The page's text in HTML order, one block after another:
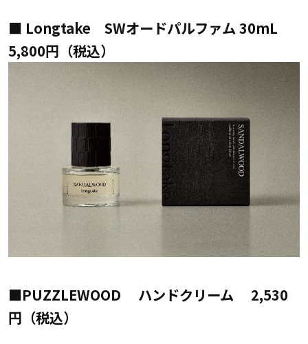
■ Longtake SWオードパルファム 30mL
5,800円（税込）
■PUZZLEWOOD ハンドクリーム 2,530
円（税込）